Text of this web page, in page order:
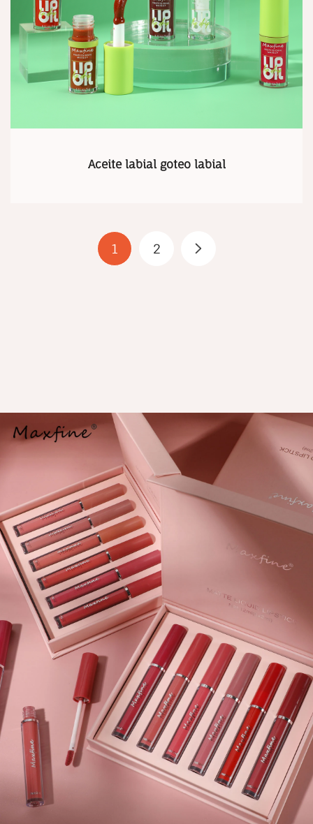
Aceite labial goteo labial
1 2